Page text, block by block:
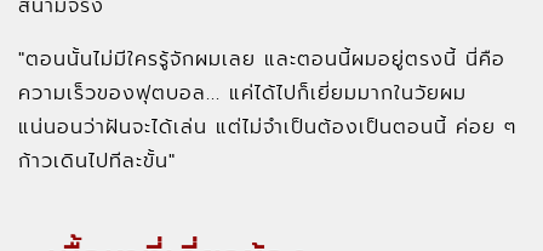
สนามจริง
"ตอนนั้นไม่มีใครรู้จักผมเลย และตอนนี้ผมอยู่ตรงนี้ นี่คือ
ความเร็วของฟุตบอล... แค่ได้ไปก็เยี่ยมมากในวัยผม
แน่นอนว่าฝันจะได้เล่น แต่ไม่จำเป็นต้องเป็นตอนนี้ ค่อย ๆ
ก้าวเดินไปทีละขั้น"